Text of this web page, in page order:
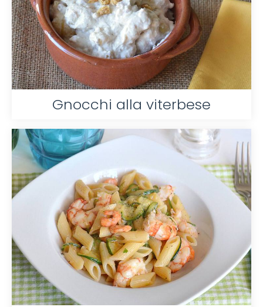
Gnocchi alla viterbese